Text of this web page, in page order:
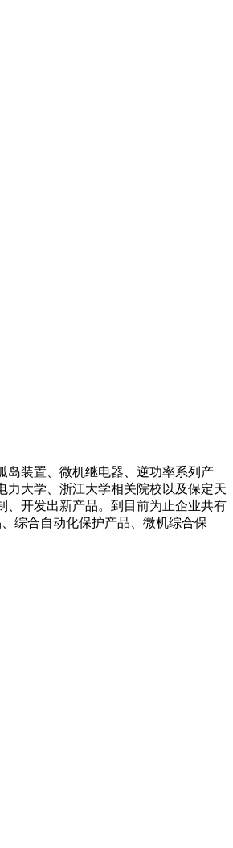
岛装置、微机继电器、逆功率系列产
力大学、浙江大学相关院校以及保定天
、开发出新产品。到目前为止企业共有
综合自动化保护产品、微机综合保